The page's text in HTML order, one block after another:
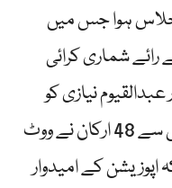
اجلاس ہوا جس میں
رائے شماری کرائی
نیازی کو
منتخب کرلیا۔اسمبلی کے 53 میں سے 48 ارکان نے ووٹ
نیازی کو 33 جب کہ اپوزیشن کے امیدوار